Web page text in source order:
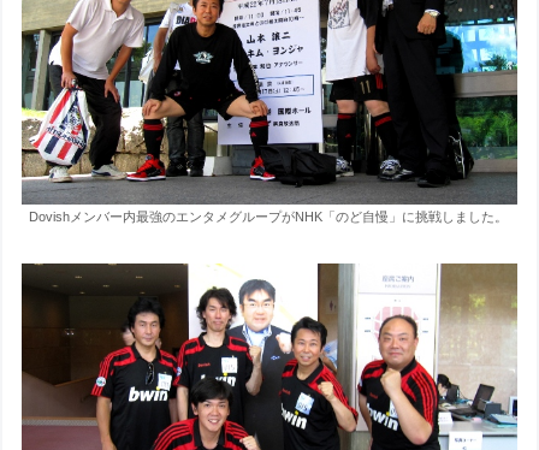
Dovishメンバー内最強のエンタメグループがNHK「のど自慢」に挑戦しました。